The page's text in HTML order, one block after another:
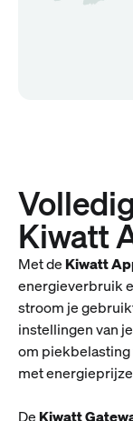
Kiwatt
Met de Kiwatt
energieverbruik
stroom je
instellingen van
om piekbelasting
met
De Kiwatt